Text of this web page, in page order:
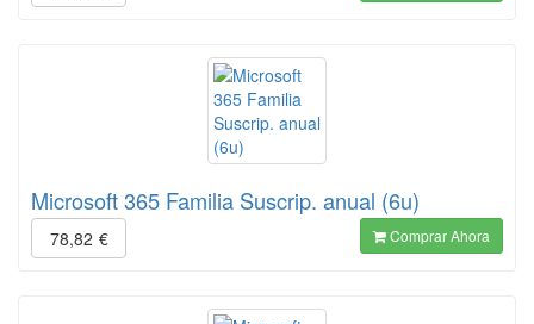
Microsoft 365 Familia Suscrip. anual (6u)
78,82 € Comprar Ahora